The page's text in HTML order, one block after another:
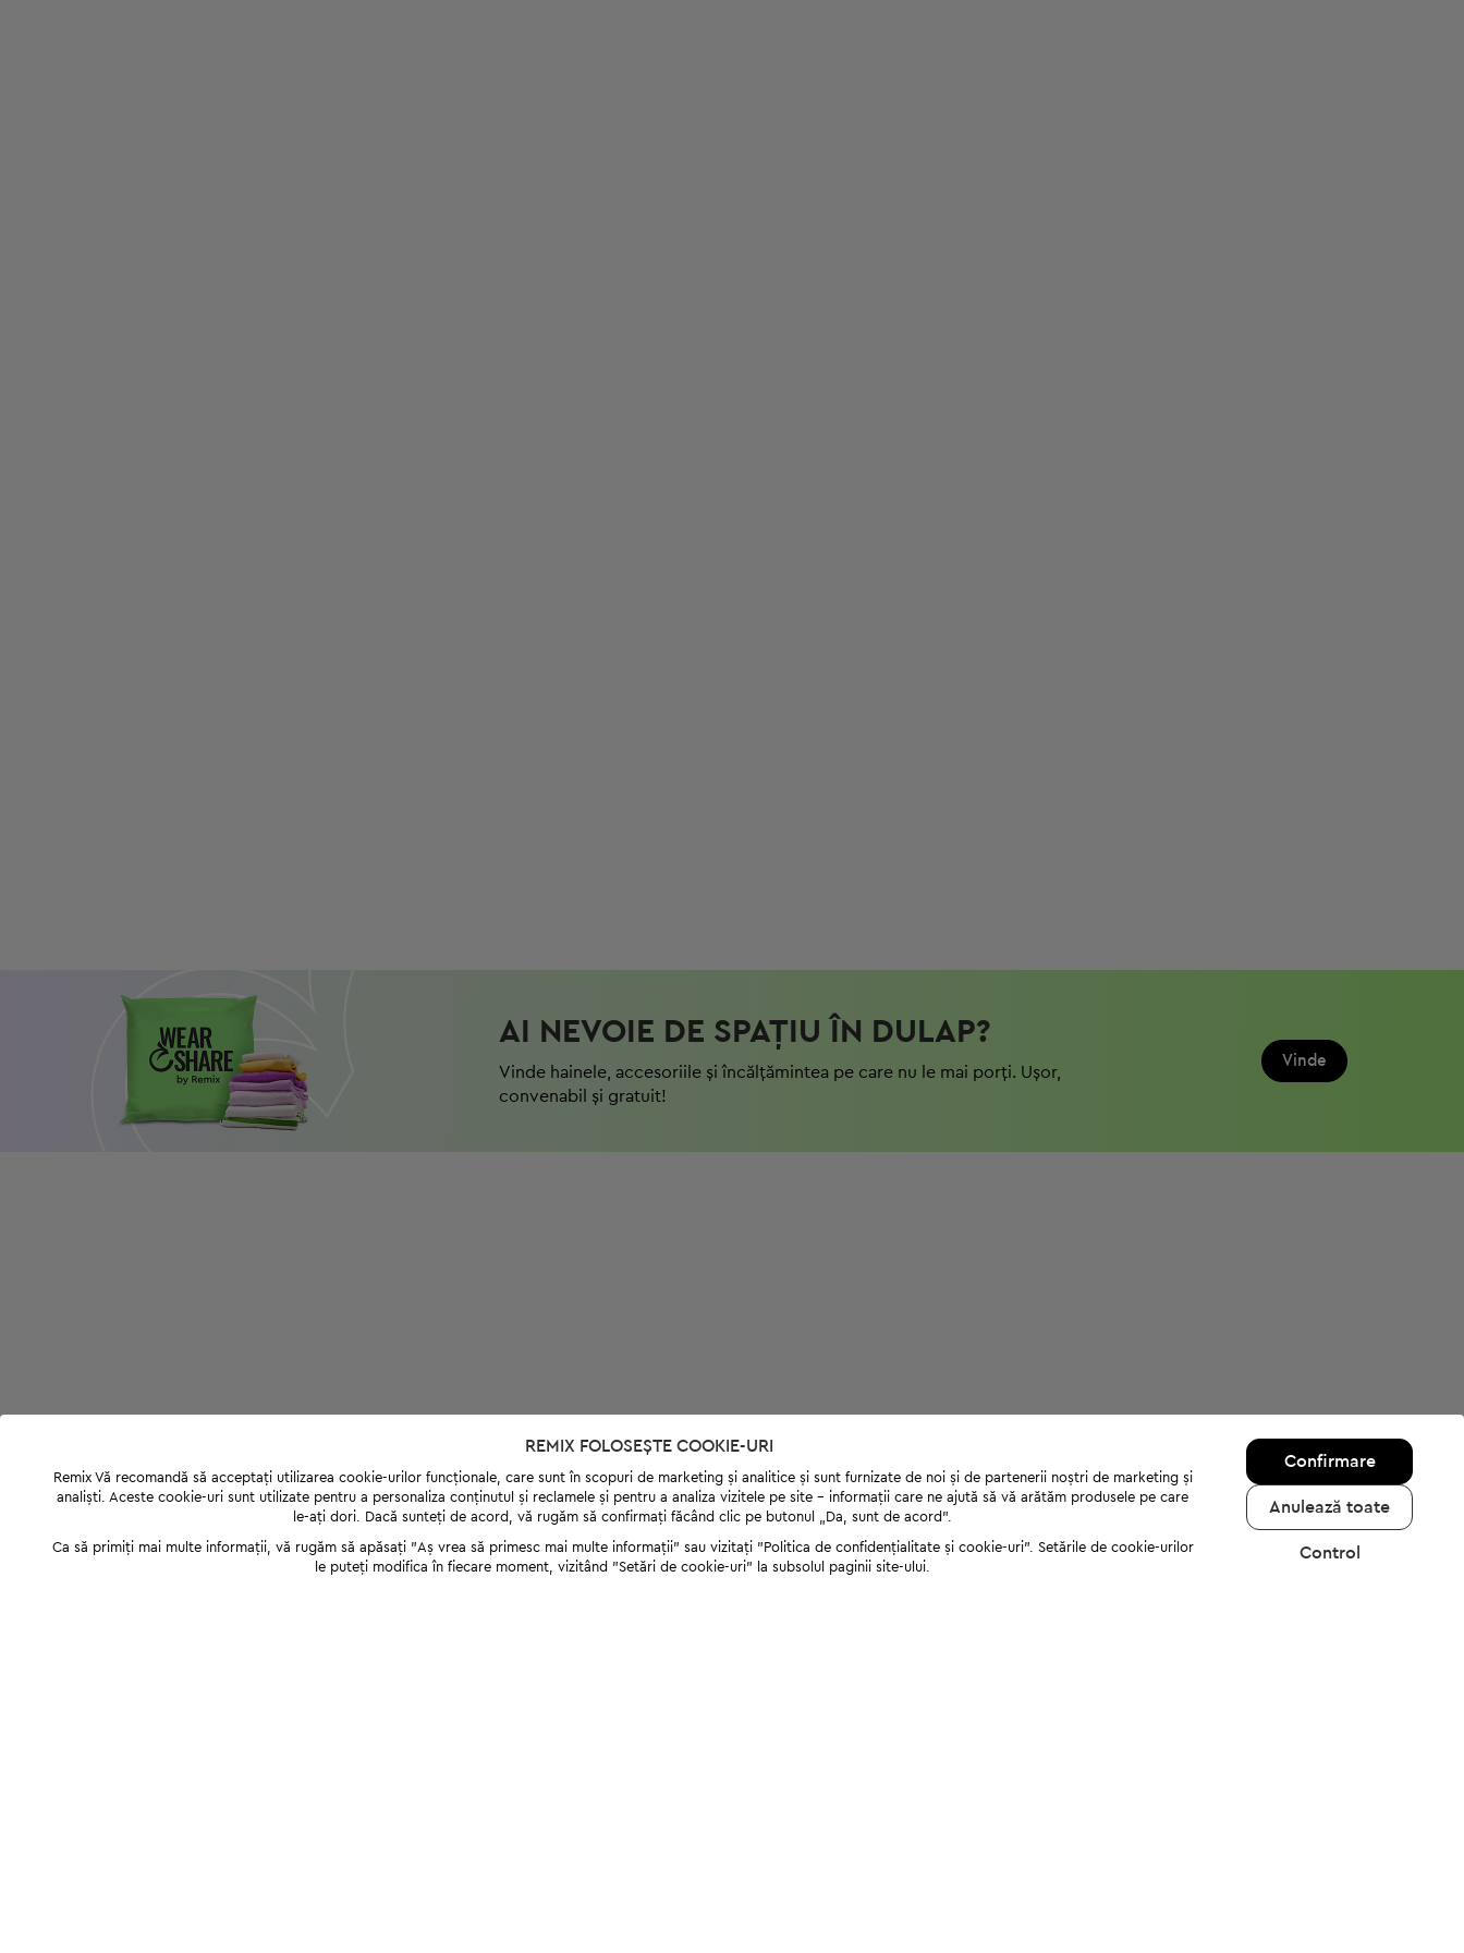
AI NEVOIE DE SPAȚIU ÎN DULAP?
Vinde hainele, accesoriile și încălțămintea pe care nu le mai porți. Ușor,
convenabil și gratuit!
Vinde
REMIX FOLOSEȘTE COOKIE-URI
Remix Vă recomandă să acceptați utilizarea cookie-urilor funcționale, care sunt în scopuri de marketing și analitice și sunt furnizate de noi și de partenerii noștri de marketing și
analiști. Aceste cookie-uri sunt utilizate pentru a personaliza conținutul și reclamele și pentru a analiza vizitele pe site - informații care ne ajută să vă arătăm produsele pe care
le-ați dori. Dacă sunteți de acord, vă rugăm să confirmați făcând clic pe butonul „Da, sunt de acord”.
Ca să primiți mai multe informații, vă rugăm să apăsați "Аș vrea să primesc mai multe informații" sau vizitați "Politica de confidențialitate și cookie-uri". Setările de cookie-urilor
le puteți modifica în fiecare moment, vizitând "Setări de cookie-uri" la subsolul paginii site-ului.
Confirmare
Anulează toate
Control